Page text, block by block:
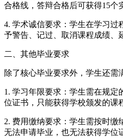
合格线，答辩合格后可获得15个
4. 学术诚信要求：学生在学习
予警告、记过、取消课程成绩、
二、其他毕业要求
除了核心毕业要求外，学生还需
1. 学习年限要求：学生需在规
位证书，只能获得学校颁发的课
2. 费用缴纳要求：学生需按时
无法申请毕业，也无法获得学位